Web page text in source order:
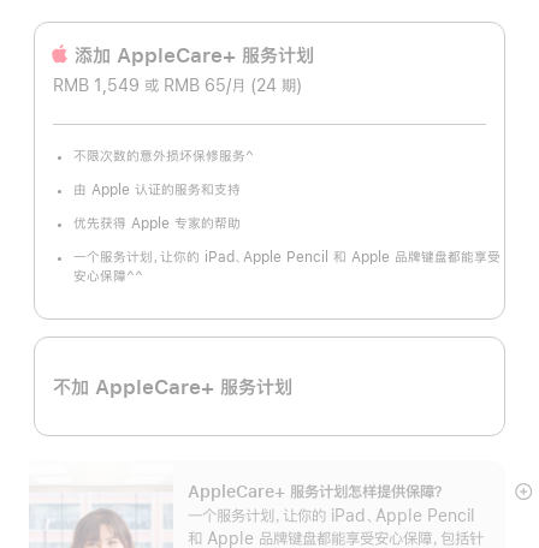
添加 AppleCare+ 服务计‍划
RMB 1,549 或 RMB 65/月 (24 期)
不限次数的意外损坏保修服务
注
^
由 Apple 认证的服务和支持
优先获得 Apple 专家的帮助
一个服务计划，让你的 iPad、Apple Pencil 和 Apple 品牌键盘都能享受
安心保障^^
不加 AppleCare+ 服务计划
AppleCare+ 服务计划怎样提供保⁠障？
一个服务计划，让你的 iPad、Apple Pencil
和 Apple 品牌键盘都能享受安心保障，包括针
展